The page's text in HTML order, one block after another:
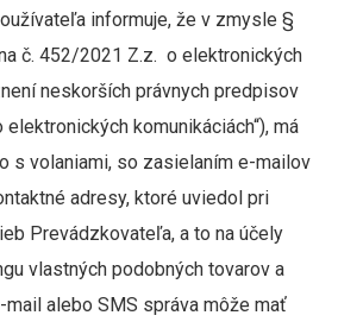
informuje, že v zmysle §
č. 452/2021 Z.z. o elektronických
neskorších právnych predpisov
elektronických komunikáciách“), má
s volaniami, so zasielaním e-mailov
adresy, ktoré uviedol pri
Prevádzkovateľa, a to na účely
vlastných podobných tovarov a
mail alebo SMS správa môže mať